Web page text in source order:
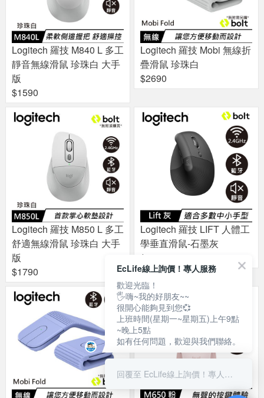
Logitech 羅技 M840 L 多工
靜音無線滑鼠 珍珠白 大手
版
$1590
Logitech 羅技 Mobi 無線折
疊滑鼠 珍珠白
$2690
Logitech 羅技 M850 L 多工
舒適無線滑鼠 珍珠白 大手
版
$1790
Logitech 羅技 LIFT 人體工
學垂直滑鼠-石墨灰
$2490
EcLife線上詢價！專人服務
歡迎光臨！
🖐嗨~我的好朋友~~
很開心能夠見到您💞
上班時間(星期一~星期五)上午9點
~晚上5點
如有任何問題，歡迎與我們聯絡。
回覆至 EcLife線上詢價！專人服務